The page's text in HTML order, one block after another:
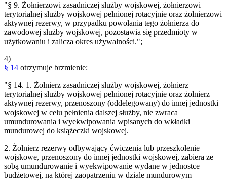
"§ 9. Żołnierzowi zasadniczej służby wojskowej, żołnierzowi
terytorialnej służby wojskowej pełnionej rotacyjnie oraz żołnierzowi
aktywnej rezerwy, w przypadku powołania tego żołnierza do
zawodowej służby wojskowej, pozostawia się przedmioty w
użytkowaniu i zalicza okres używalności.";
4)
§ 14 otrzymuje brzmienie:
"§ 14. 1. Żołnierz zasadniczej służby wojskowej, żołnierz
terytorialnej służby wojskowej pełnionej rotacyjnie oraz żołnierz
aktywnej rezerwy, przenoszony (oddelegowany) do innej jednostki
wojskowej w celu pełnienia dalszej służby, nie zwraca
umundurowania i wyekwipowania wpisanych do wkładki
mundurowej do książeczki wojskowej.
2. Żołnierz rezerwy odbywający ćwiczenia lub przeszkolenie
wojskowe, przenoszony do innej jednostki wojskowej, zabiera ze
sobą umundurowanie i wyekwipowanie wydane w jednostce
budżetowej, na której zaopatrzeniu w dziale mundurowym